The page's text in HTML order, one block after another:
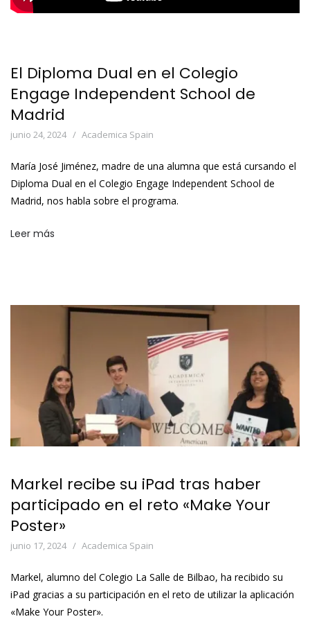
El Diploma Dual en el Colegio
Engage Independent School de
Madrid
junio 24, 2024 Academica Spain
María José Jiménez, madre de una alumna que está cursando el
Diploma Dual en el Colegio Engage Independent School de
Madrid, nos habla sobre el programa.
Leer más
Markel recibe su iPad tras haber
participado en el reto «Make Your
Poster»
junio 17, 2024 Academica Spain
Markel, alumno del Colegio La Salle de Bilbao, ha recibido su
iPad gracias a su participación en el reto de utilizar la aplicación
«Make Your Poster».